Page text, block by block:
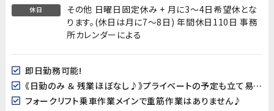
休日
その他 日曜日固定休み + 月に3～4日希望休とな
ります。(休日は月に7～8日) 年間休日110日 事務
所カレンダーによる
即日勤務可能!
《日勤のみ ＆ 残業ほぼなし♪》プライベートの予定も立て易い!
フォークリフト乗車作業メインで重筋作業はありません♪